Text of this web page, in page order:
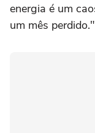
energia é um
um mês perdido."